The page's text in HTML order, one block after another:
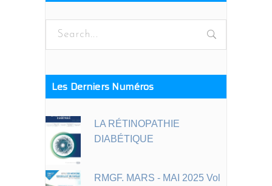
Search
Les Derniers Numéros
LA RÉTINOPATHIE
DIABÉTIQUE
RMGF. MARS - MAI 2025 Vol